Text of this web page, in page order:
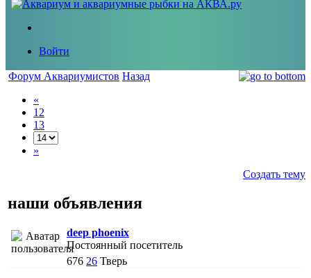
Войти
Форум Аквариумистов Назад
«
12
13
»
Создать тему
наши объявления
deep phoenix
Постоянный посетитель
676 26 Тверь